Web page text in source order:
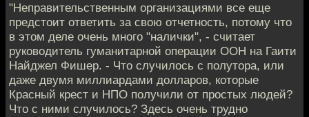
"Неправительственным организациями все еще
предстоит ответить за свою отчетность, потому что
в этом деле очень много "налички", - считает
руководитель гуманитарной операции ООН на Гаити
Найджел Фишер. - Что случилось с полутора, или
даже двумя миллиардами долларов, которые
Красный крест и НПО получили от простых людей?
Что с ними случилось? Здесь очень трудно